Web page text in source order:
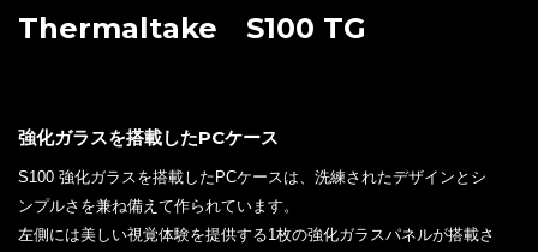
Thermaltake S100 TG
強化ガラスを搭載したPCケース
S100 強化ガラスを搭載したPCケースは、洗練されたデザインとシ
ンプルさを兼ね備えて作られています。
左側には美しい視覚体験を提供する1枚の強化ガラスパネルが搭載さ